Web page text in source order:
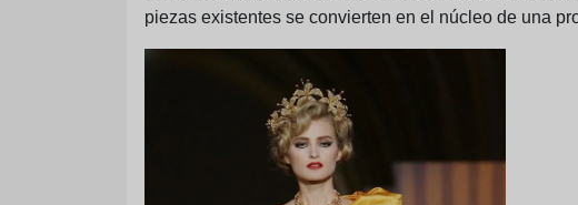
piezas existentes se convierten en el núcleo de una